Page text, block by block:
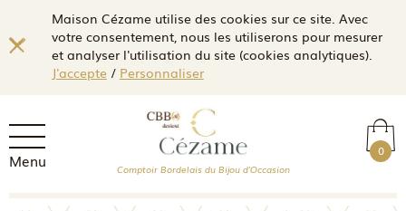
Maison Cézame utilise des cookies sur ce site. Avec
votre consentement, nous les utiliserons pour mesurer
et analyser l'utilisation du site (cookies analytiques).
J'accepte/ Personnaliser
Menu 0
Comptoir Bordelais du Bijou d'Occasion